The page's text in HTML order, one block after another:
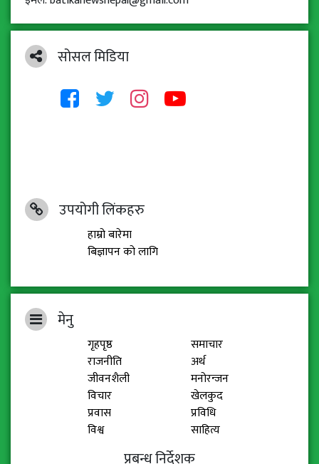
सोसल मिडिया
उपयोगी लिंकहरु
हाम्रो बारेमा
बिज्ञापन को लागि
मेनु
गृहपृष्ठ
समाचार
राजनीति
अर्थ
जीवनशैली
मनोरन्जन
विचार
खेलकुद
प्रवास
प्रविधि
विश्व
साहित्य
प्रबन्ध निर्देशक